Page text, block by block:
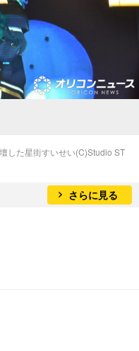
した星街すいせい(C)Studio ST
さらに見る